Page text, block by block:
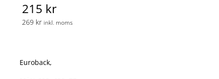
215 kr
269 kr inkl. moms
Euroback,